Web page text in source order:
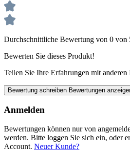
Durchschnittliche Bewertung von 0 von
Bewerten Sie dieses Produkt!
Teilen Sie Ihre Erfahrungen mit anderen
Bewertung schreiben Bewertungen
Anmelden
Bewertungen können nur von
werden. Bitte loggen Sie sich ein, oder
Account. Neuer Kunde?